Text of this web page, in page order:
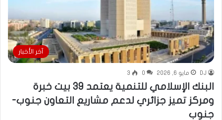
آخر الأخبار
DJ مايو 6, 2026 0
3
البنك الإسلامي للتنمية يعتمد 39 بيت خبرة
ومركز تميز جزائري لدعم مشاريع التعاون جنوب-
جنوب